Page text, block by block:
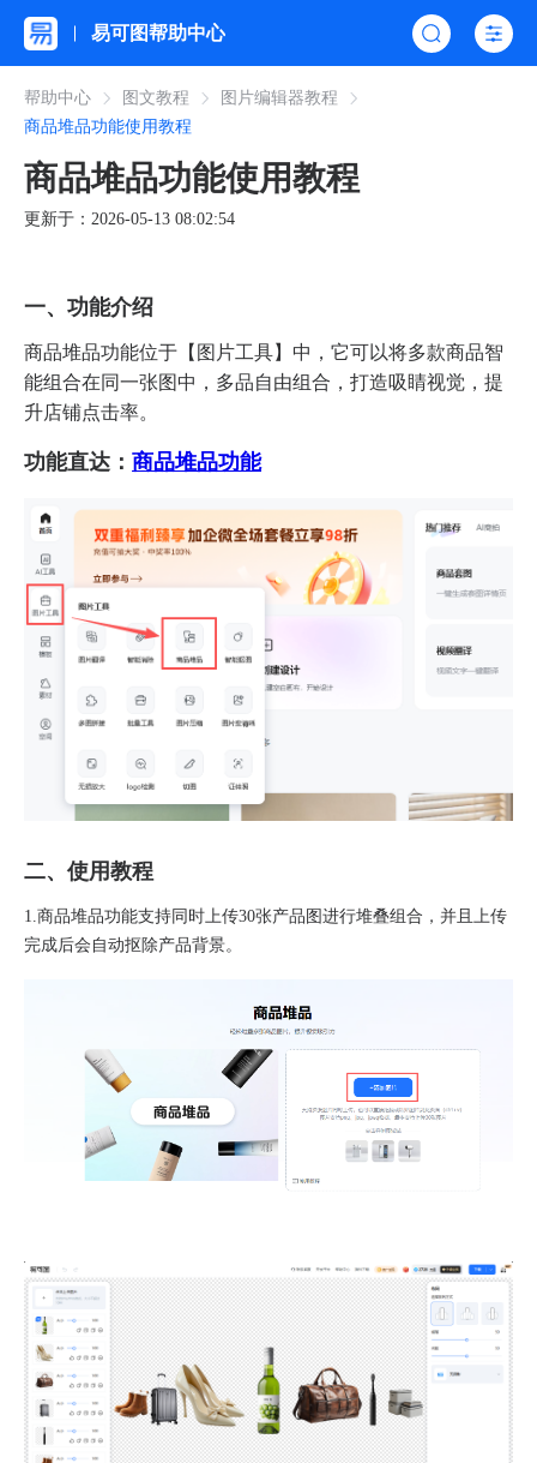
易可图帮助中心
帮助中心 图文教程
图片编辑器教程
商品堆品功能使用教程
商品堆品功能使用教程
更新于：2026-05-13 08:02:54
一、功能介绍
商品堆品功能位于【图片工具】中，它可以将多款商品智
能组合在同一张图中，多品自由组合，打造吸睛视觉，提
升店铺点击率。
功能直达： 商品堆品功能
二、使用教程
1.商品堆品功能支持同时上传30张产品图进行堆叠组合，并且上传
完成后会自动抠除产品背景。